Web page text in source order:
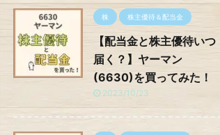
株 株主優待＆配当金
【配当金と株主優待いつ
届く？】ヤーマン
(6630)を買ってみた！
2023/10/23